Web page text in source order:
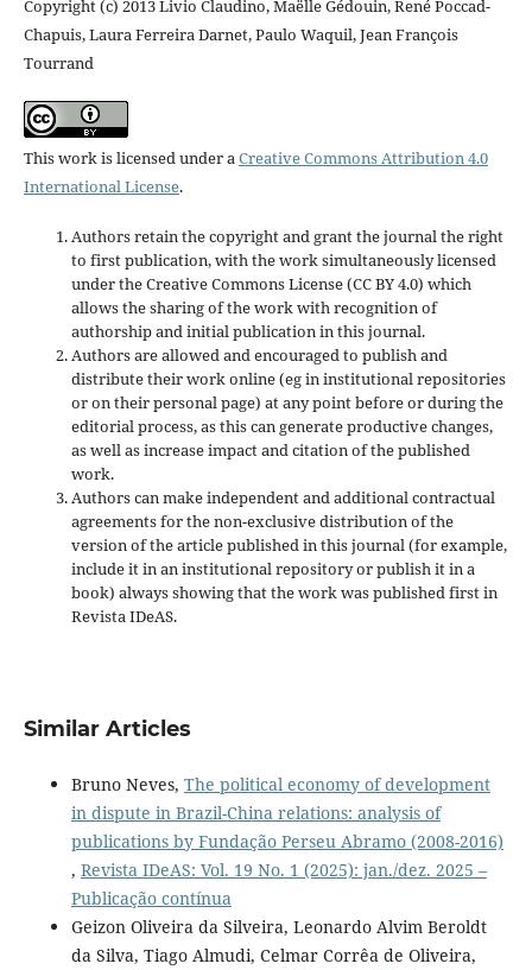
Copyright (c) 2013 Livio Claudino, Maëlle Gédouin, René Poccad-
Chapuis, Laura Ferreira Darnet, Paulo Waquil, Jean François
Tourrand
This work is licensed under aCreative Commons Attribution 4.0
International License.
Authors retain the copyright and grant the journal the right
to first publication, with the work simultaneously licensed
under the Creative Commons License (CC BY 4.0) which
allows the sharing of the work with recognition of
authorship and initial publication in this journal.
Authors are allowed and encouraged to publish and
distribute their work online (eg in institutional repositories
or on their personal page) at any point before or during the
editorial process, as this can generate productive changes,
as well as increase impact andcitation of the published
work.
Authors can make independent and additional contractual
agreements for the non-exclusive distribution of the
version of the article published in this journal (for example,
include it in an institutional repository or publish it in a
book) always showing that the work was published firstin
Revista IDeAS.
Similar Articles
Bruno Neves, The political economy of development
in dispute in Brazil-China relations: analysis of
publications by Fundação Perseu Abramo (2008-2016)
, Revista IDeAS: Vol. 19 No. 1 (2025): jan./dez. 2025 –
Publicação contínua
Geizon Oliveira da Silveira, Leonardo Alvim Beroldt
da Silva, Tiago Almudi, Celmar Corrêa de Oliveira,